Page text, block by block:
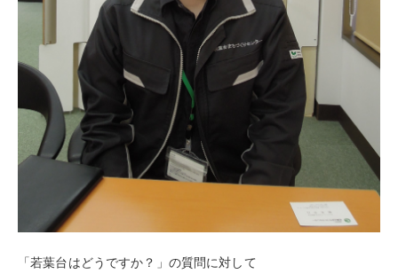
「若葉台はどうですか？」の質問に対して